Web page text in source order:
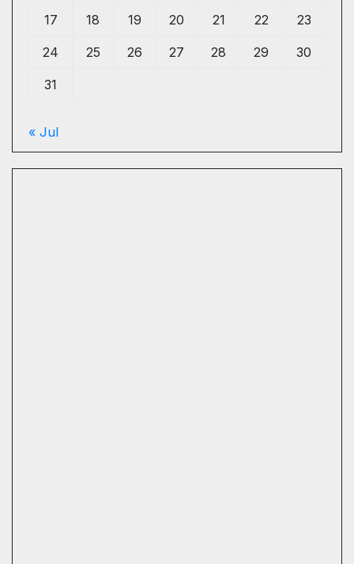
17 18 19 20 21 22 23
24 25 26 27 28 29 30
31
« Jul